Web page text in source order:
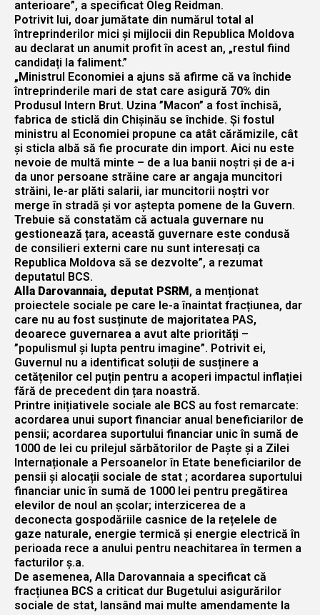
anterioare”, a specificat Oleg Reidman.
Potrivit lui, doar jumătate din numărul total al
întreprinderilor mici și mijlocii din Republica Moldova
au declarat un anumit profit în acest an, „restul fiind
candidați la faliment.”
„Ministrul Economiei a ajuns să afirme că va închide
întreprinderile mari de stat care asigură 70% din
Produsul Intern Brut. Uzina ”Macon” a fost închisă,
fabrica de sticlă din Chișinău se închide. Și fostul
ministru al Economiei propune ca atât cărămizile, cât
și sticla albă să fie procurate din import. Aici nu este
nevoie de multă minte – de a lua banii noștri și de a-i
da unor persoane străine care ar angaja muncitori
străini, le-ar plăti salarii, iar muncitorii noștri vor
merge în stradă și vor aștepta pomene de la Guvern.
Trebuie să constatăm că actuala guvernare nu
gestionează țara, această guvernare este condusă
de consilieri externi care nu sunt interesați ca
Republica Moldova să se dezvolte”, a rezumat
deputatul BCS.
Alla Darovannaia, deputat PSRM, a menționat
proiectele sociale pe care le-a înaintat fracțiunea, dar
care nu au fost susținute de majoritatea PAS,
deoarece guvernarea a avut alte priorități –
”populismul şi lupta pentru imagine”. Potrivit ei,
Guvernul nu a identificat soluții de susținere a
cetățenilor cel puțin pentru a acoperi impactul inflației
fără de precedent din țara noastră.
Printre inițiativele sociale ale BCS au fost remarcate:
acordarea unui suport financiar anual beneficiarilor de
pensii; acordarea suportului financiar unic în sumă de
1000 de lei cu prilejul sărbătorilor de Paște și a Zilei
Internaționale a Persoanelor în Etate beneficiarilor de
pensii și alocații sociale de stat ; acordarea suportului
financiar unic în sumă de 1000 lei pentru pregătirea
elevilor de noul an școlar; interzicerea de a
deconecta gospodăriile casnice de la rețelele de
gaze naturale, energie termică și energie electrică în
perioada rece a anului pentru neachitarea în termen a
facturilor ș.a.
De asemenea, Alla Darovannaia a specificat că
fracțiunea BCS a criticat dur Bugetului asigurărilor
sociale de stat, lansând mai multe amendamente la